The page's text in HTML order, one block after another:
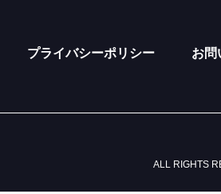
プライバシーポリシー お問
ALL RIGHTS